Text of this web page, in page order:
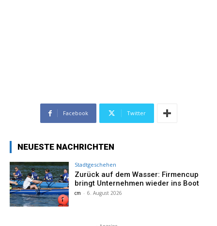
Facebook Twitter
NEUESTE NACHRICHTEN
Stadtgeschehen
Zurück auf dem Wasser: Firmencup
bringt Unternehmen wieder ins Boot
cm - 6. August 2026